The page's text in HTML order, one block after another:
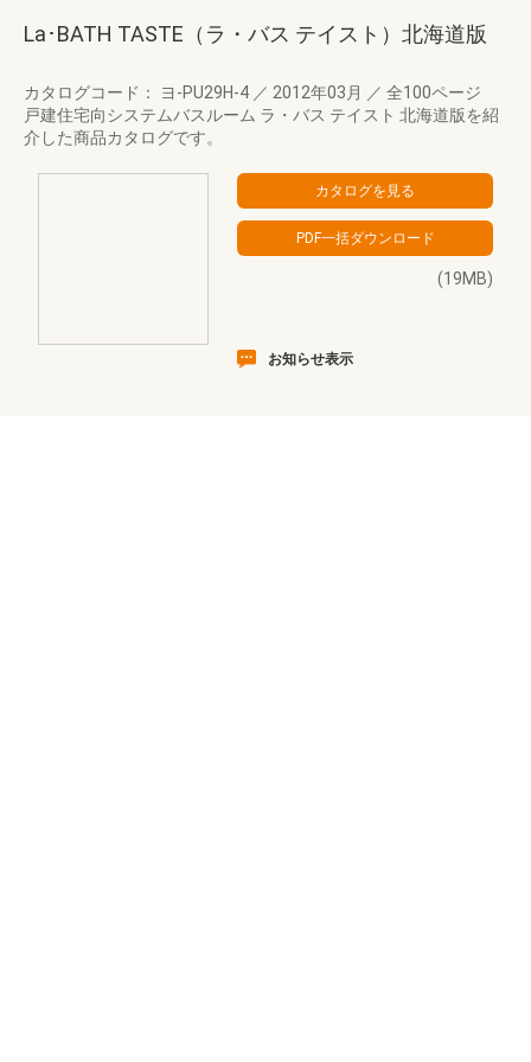
La･BATH TASTE（ラ・バス テイスト）北海道版
カタログコード： ヨ-PU29H-4 ／ 2012年03月 ／ 全100ページ
戸建住宅向システムバスルーム ラ・バス テイスト 北海道版を紹
介した商品カタログです。
(19MB)
お知らせ表示